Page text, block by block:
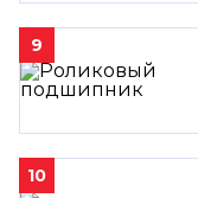
9
10